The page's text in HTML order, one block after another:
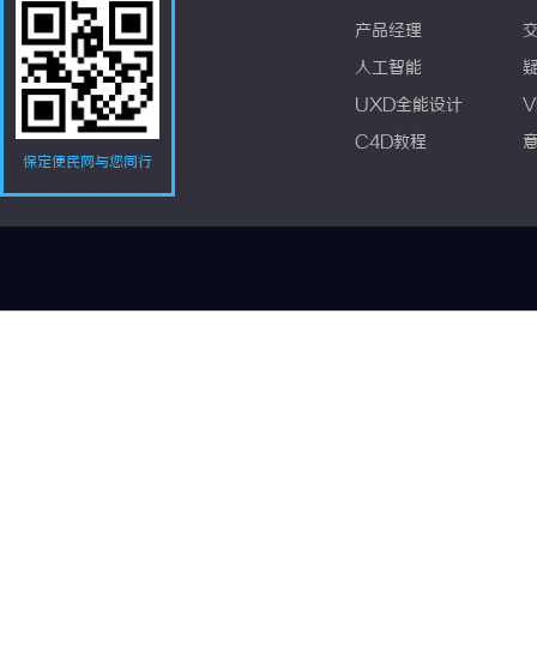
保定便民网与您同行
产品经理
人工智能
UXD全能设计
C4D教程